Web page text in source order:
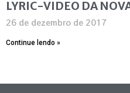
LYRIC-VIDEO DA
26 de dezembro de 2017
Continue lendo »